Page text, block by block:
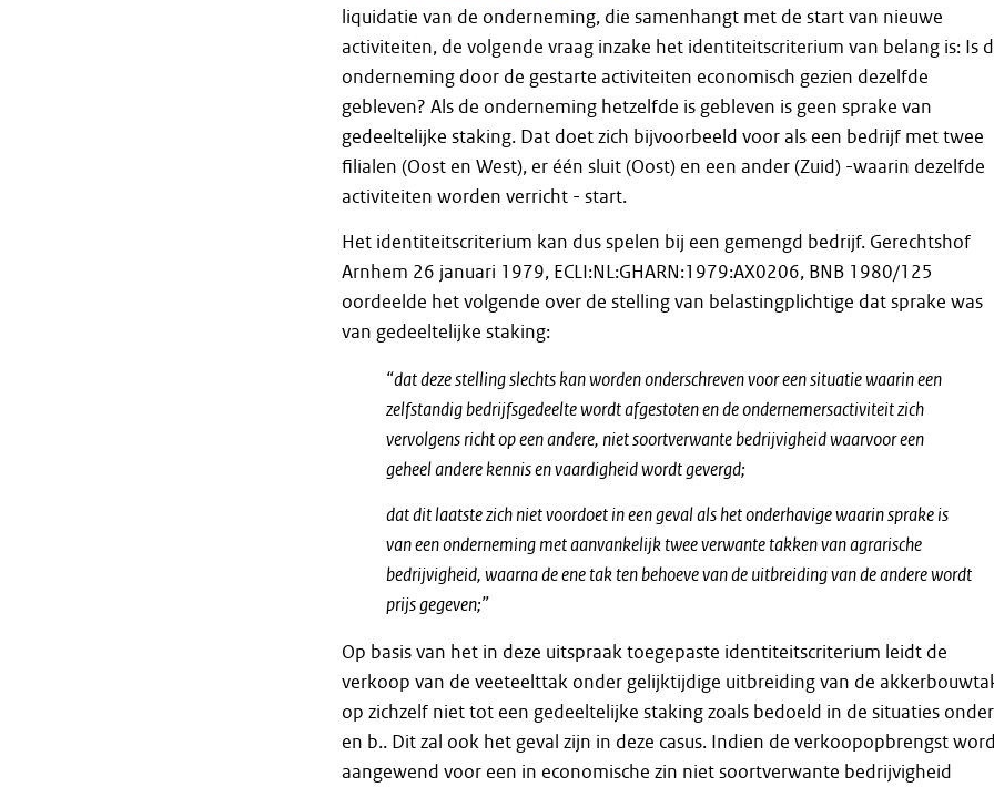
liquidatie van de onderneming, die samenhangt met de start van nieuwe
activiteiten, de volgende vraag inzake het identiteitscriterium van belang is: Is
onderneming door de gestarte activiteiten economisch gezien dezelfde
gebleven? Als de onderneming hetzelfde is gebleven is geen sprake van
gedeeltelijke staking. Dat doet zich bijvoorbeeld voor als een bedrijf met twee
filialen (Oost en West), er één sluit (Oost) en een ander (Zuid) -waarin dezelfde
activiteiten worden verricht - start.
Het identiteitscriterium kan dus spelen bij een gemengd bedrijf. Gerechtshof
Arnhem 26 januari 1979, ECLI:NL:GHARN:1979:AX0206, BNB 1980/125
oordeelde het volgende over de stelling van belastingplichtige dat sprake was
van gedeeltelijke staking:
“dat deze stelling slechts kan worden onderschreven voor een situatie waarin een
zelfstandig bedrijfsgedeelte wordt afgestoten en de ondernemersactiviteit zich
vervolgens richt op een andere, niet soortverwante bedrijvigheid waarvoor een
geheel andere kennis en vaardigheid wordt gevergd;
dat dit laatste zich niet voordoet in een geval als het onderhavige waarin sprake is
van een onderneming met aanvankelijk twee verwante takken van agrarische
bedrijvigheid, waarna de ene tak ten behoeve van de uitbreiding van de andere wordt
prijs gegeven;”
Op basis van het in deze uitspraak toegepaste identiteitscriterium leidt de
verkoop van de veeteelttak onder gelijktijdige uitbreiding van de
op zichzelf niet tot een gedeeltelijke staking zoals bedoeld in de situaties
en b.. Dit zal ook het geval zijn in deze casus. Indien de verkoopopbrengst
aangewend voor een in economische zin niet soortverwante bedrijvigheid